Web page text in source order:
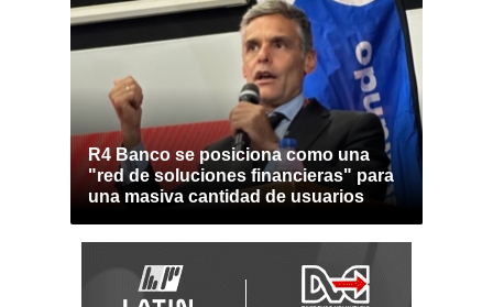
R4 Banco se posiciona como una
"red de soluciones financieras" para
una masiva cantidad de usuarios